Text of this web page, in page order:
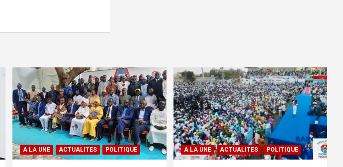
A LA UNE ACTUALITES POLITIQUE A LA UNE ACTUALITES POLITIQUE